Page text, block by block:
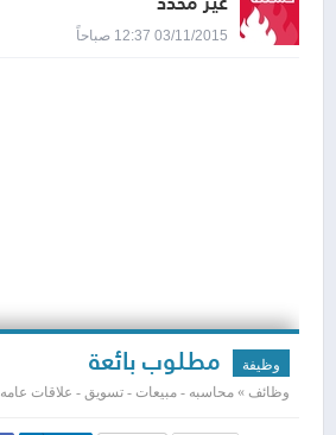
03/11/2015 12:37 صباحاً
وظيفة مطلوب بائعة
وظائف » محاسبه - مبيعات - تسويق - علاقات عامه